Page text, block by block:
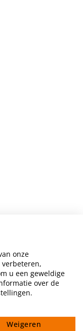
onze
verbeteren,
u een geweldige
over de
Weigeren